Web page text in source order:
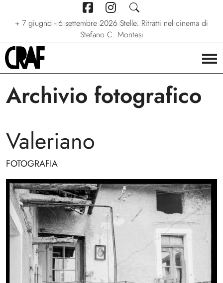
+ 7 giugno - 6 settembre 2026 Stelle. Ritratti nel cinema di
Stefano C. Montesi
+ 23 maggio - 13 settembre 2026 Terraferma
+ 24/04/2026 - 27/09/2026 Via per le strade
Archivio fotografico
Valeriano
FOTOGRAFIA